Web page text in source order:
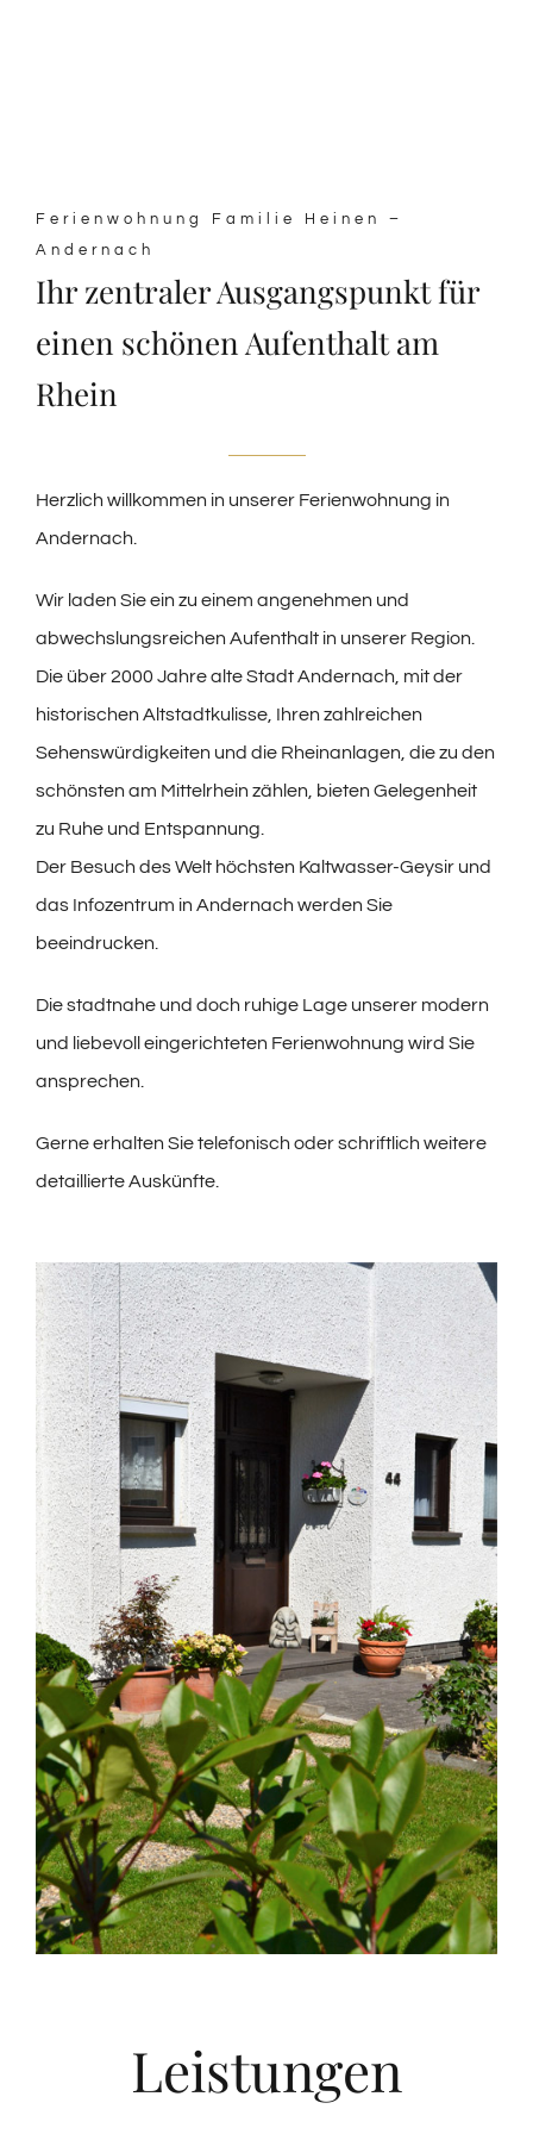
Ferienwohnung Familie Heinen –
Andernach
Ihr zentraler Ausgangspunkt für
einen schönen Aufenthalt am
Rhein
Herzlich willkommen in unserer Ferienwohnung in
Andernach.
Wir laden Sie ein zu einem angenehmen und
abwechslungsreichen Aufenthalt in unserer Region.
Die über 2000 Jahre alte Stadt Andernach, mit der
historischen Altstadtkulisse, Ihren zahlreichen
Sehenswürdigkeiten und die Rheinanlagen, die zu den
schönsten am Mittelrhein zählen, bieten Gelegenheit
zu Ruhe und Entspannung.
Der Besuch des Welt höchsten Kaltwasser-Geysir und
das Infozentrum in Andernach werden Sie
beeindrucken.
Die stadtnahe und doch ruhige Lage unserer modern
und liebevoll eingerichteten Ferienwohnung wird Sie
ansprechen.
Gerne erhalten Sie telefonisch oder schriftlich weitere
detaillierte Auskünfte.
Leistungen